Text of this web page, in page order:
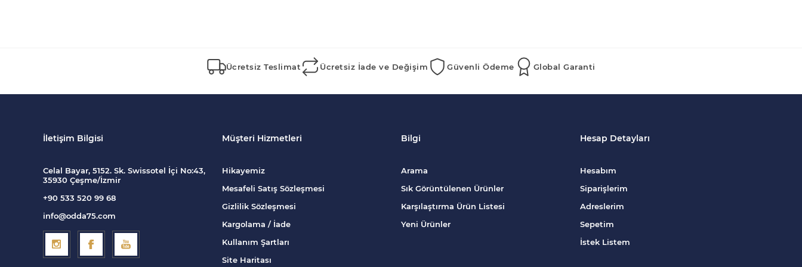
Ücretsiz Teslimat Ücretsiz İade ve Değişim Güvenli Ödeme Global Garanti
İletişim Bilgisi
Celal Bayar, 5152. Sk. Swissotel İçi No:43,
35930 Çeşme/İzmir
+90 533 520 99 68
info@odda75.com
Müşteri Hizmetleri
Hikayemiz
Mesafeli Satış Sözleşmesi
Gizlilik Sözleşmesi
Kargolama / İade
Kullanım Şartları
Site Haritası
Bilgi
Arama
Sık Görüntülenen Ürünler
Karşılaştırma Ürün Listesi
Yeni Ürünler
Hesap Detayları
Hesabım
Siparişlerim
Adreslerim
Sepetim
İstek Listem